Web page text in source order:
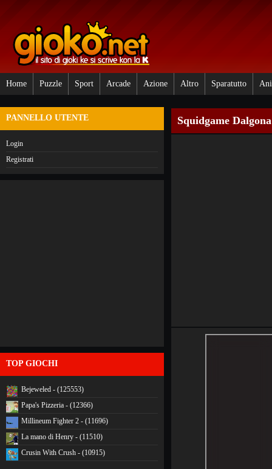
Home Puzzle Sport Arcade Azione Altro Sparatutto
PANNELLO UTENTE
Login
Registrati
TOP GIOCHI
Bejeweled - (125553)
Papa's Pizzeria - (12366)
Millineum Fighter 2 - (11696)
La mano di Henry - (11510)
Crusin With Crush - (10915)
Squidgame